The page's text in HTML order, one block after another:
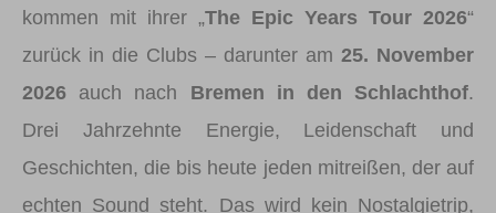
kommen mit ihrer „The Epic Years Tour 2026“
zurück in die Clubs – darunter am 25. November
2026 auch nach Bremen in den Schlachthof.
Drei Jahrzehnte Energie, Leidenschaft und
Geschichten, die bis heute jeden mitreißen, der auf
echten Sound steht. Das wird kein Nostalgietrip,